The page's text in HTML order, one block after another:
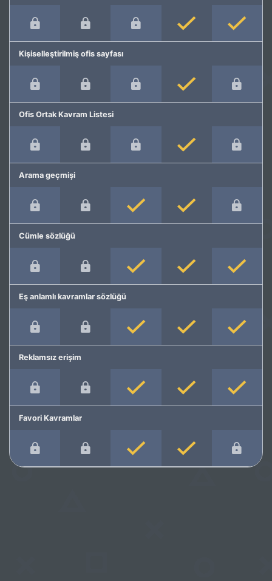
Kişiselleştirilmiş ofis sayfası
Ofis Ortak Kavram Listesi
Arama geçmişi
Cümle sözlüğü
Eş anlamlı kavramlar sözlüğü
Reklamsız erişim
Favori Kavramlar